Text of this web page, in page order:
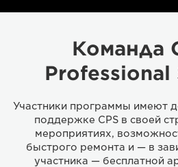
Команда
Professional
Участники программы имеют
поддержке CPS в своей
мероприятиях,
быстрого ремонта и — в
участника — бесплатной